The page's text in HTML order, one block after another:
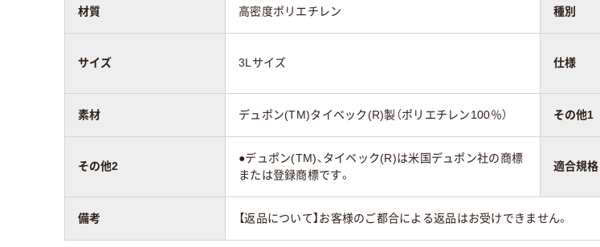
材質 高密度ポリエチレン 種別
サイズ 3Lサイズ 仕様
素材 デュポン(TM)タイベック(R)製（ポリエチレン100％） その他1
その他2
●デュポン(TM)、タイベック(R)は米国デュポン社の商標
または登録商標です。
適合規格
備考 【返品について】お客様のご都合による返品はお受けできません。